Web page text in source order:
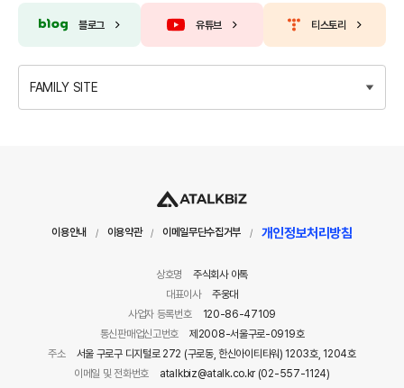
블로그 유튜브 티스토리
FAMILY SITE
이용안내 / 이용약관 / 이메일무단수집거부 / 개인정보처리방침
상호명
주식회사 아톡
대표이사
주웅대
사업자 등록번호
120-86-47109
통신판매업신고번호
제2008-서울구로-0919호
주소
서울 구로구 디지털로 272 (구로동, 한신아이티타워) 1203호, 1204호
이메일 및 전화번호
atalkbiz@atalk.co.kr (02-557-1124)